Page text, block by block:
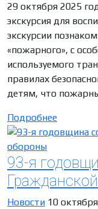
29 октября 2025
экскурсия для
экскурсии
«пожарного», с
используемого
правилах
детям, что
Подробнее
93-я
Новости 10